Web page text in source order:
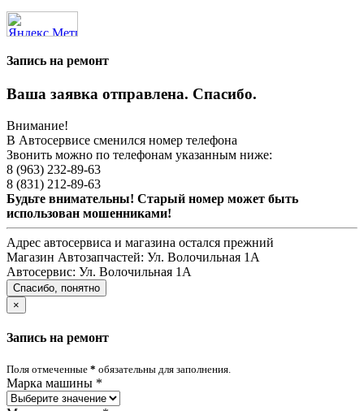
Запись на ремонт
Ваша заявка отправлена. Спасибо.
Внимание!
В Автосервисе сменился номер телефона
Звонить можно по телефонам указанным ниже:
8 (963) 232-89-63
8 (831) 212-89-63
Будьте внимательны! Старый номер может быть
использован мошенниками!
Адрес автосервиса и магазина остался прежний
Магазин Автозапчастей: Ул. Волочильная 1А
Автосервис: Ул. Волочильная 1А
Спасибо, понятно
×
Запись на ремонт
Поля отмеченные * обязательны для заполнения.
Марка машины *